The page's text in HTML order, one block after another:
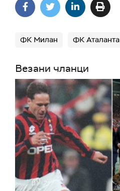
ФК Милан ФК Аталанта
Везани чланци